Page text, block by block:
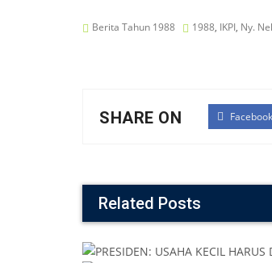
Berita Tahun 1988 1988, IKPI, Ny.
SHARE ON Facebook
Related Posts